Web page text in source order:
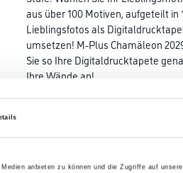
anbieten zu können und die Zugriffe auf
aus über 100 Motiven, aufgeteilt
Lieblingsfotos als
umsetzen! M-Plus Chamäleon
Sie so Ihre Digitaldrucktapete
Ihre Wände an!
Breite in centimeter